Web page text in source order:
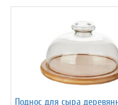
Поднос для сыра